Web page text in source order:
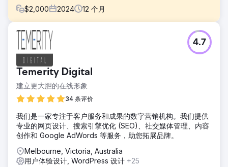
$2,000 2024 12 个月
挑战
Aries Car Rental 希望在珀斯市场提升知名度，因为该市场已
经饱和，由赫兹和 No Birds 等全球品牌主导。尽管服务出色
且拥有忠实客户，但该公司的业务过于依赖品牌流量。他们需
要推动稳定的非品牌自然预订，尤其是在珀斯旅游淡季，搜索
量和收入通常会下降。
解决方案
构建了利基SEO策略。这包括针对不同车型和客户细分定制落
地页，并定位“小型巴士租赁”和“轿车租赁”等关键词。我们增
强了转化率优化 (CRO)，优化了移动用户体验，集成了
WhatsApp聊天功能，并添加了提升权重的博客内容，以推动
全年转化率。
Temerity Digital
建立更大胆的在线形象
34 条评价
4.7
我们是一家专注于客户服务和成果的数字营销机构。我们提供
专业的网页设计、搜索引擎优化 (SEO)、社交媒体管理、内容
创作和 Google AdWords 等服务，助您拓展品牌。
Melbourne, Victoria, Australia
用户体验设计, WordPress 设计 +25